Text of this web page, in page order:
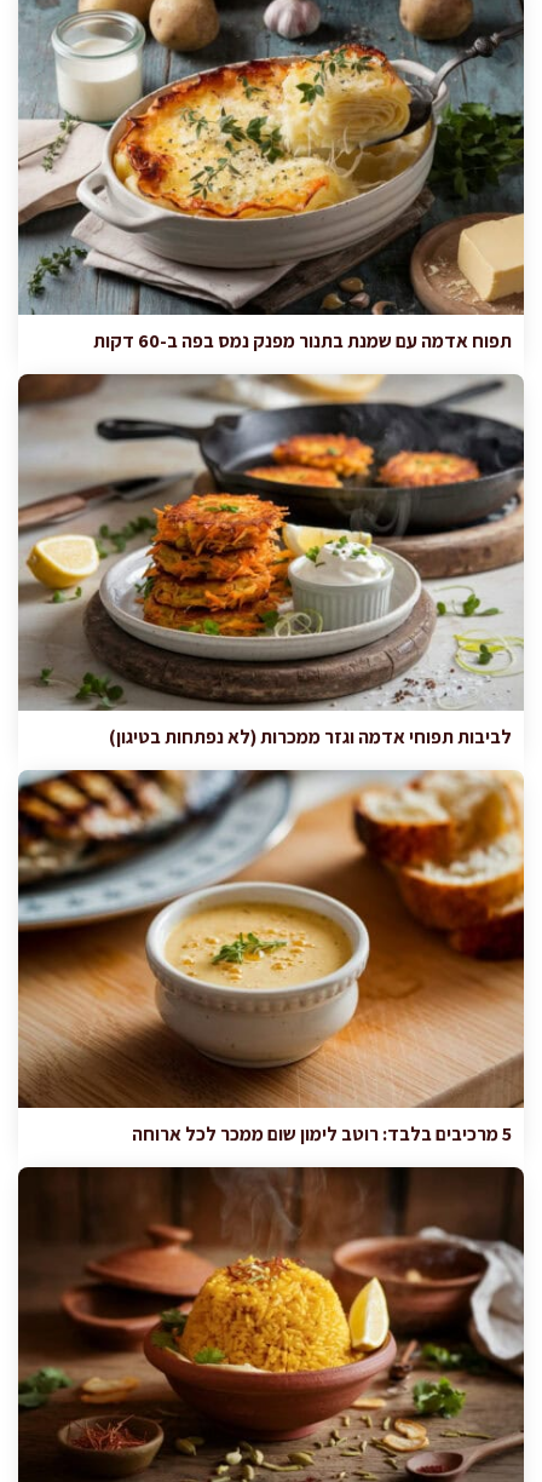
תפוח אדמה עם שמנת בתנור מפנק נמס בפה ב-60 דקות
לביבות תפוחי אדמה וגזר ממכרות (לא נפתחות בטיגון)
5 מרכיבים בלבד: רוטב לימון שום ממכר לכל ארוחה